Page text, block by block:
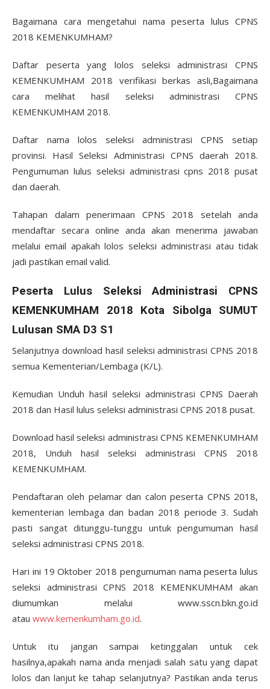
Bagaimana cara mengetahui nama peserta lulus CPNS
2018 KEMENKUMHAM?
Daftar peserta yang lolos seleksi administrasi CPNS
KEMENKUMHAM 2018 verifikasi berkas asli,Bagaimana
cara melihat hasil seleksi administrasi CPNS
KEMENKUMHAM 2018.
Daftar nama lolos seleksi administrasi CPNS setiap
provinsi. Hasil Seleksi Administrasi CPNS daerah 2018.
Pengumuman lulus seleksi administrasi cpns 2018 pusat
dan daerah.
Tahapan dalam penerimaan CPNS 2018 setelah anda
mendaftar secara online anda akan menerima jawaban
melalui email apakah lolos seleksi administrasi atau tidak
jadi pastikan email valid.
Peserta Lulus Seleksi Administrasi CPNS
KEMENKUMHAM 2018 Kota Sibolga SUMUT
Lulusan SMA D3 S1
Selanjutnya download hasil seleksi administrasi CPNS 2018
semua Kementerian/Lembaga (K/L).
Kemudian Unduh hasil seleksi administrasi CPNS Daerah
2018 dan Hasil lulus seleksi administrasi CPNS 2018 pusat.
Download hasil seleksi administrasi CPNS KEMENKUMHAM
2018, Unduh hasil seleksi administrasi CPNS 2018
KEMENKUMHAM.
Pendaftaran oleh pelamar dan calon peserta CPNS 2018,
kementerian lembaga dan badan 2018 periode 3. Sudah
pasti sangat ditunggu-tunggu untuk pengumuman hasil
seleksi administrasi CPNS 2018.
Hari ini 19 Oktober 2018 pengumuman nama peserta lulus
seleksi administrasi CPNS 2018 KEMENKUMHAM akan
diumumkan melalui www.sscn.bkn.go.id
atau www.kemenkumham.go.id.
Untuk itu jangan sampai ketinggalan untuk cek
hasilnya,apakah nama anda menjadi salah satu yang dapat
lolos dan lanjut ke tahap selanjutnya? Pastikan anda terus